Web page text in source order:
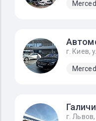
г. Киев,
г.